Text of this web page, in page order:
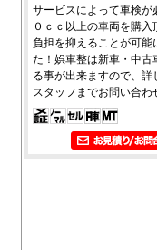
サービスによって車検が
０ｃｃ以上の車両を購入
負担を抑えることが可能
た！娯車整は新車・中古
る事が出来ますので、詳
スタッフまでお問い合わ